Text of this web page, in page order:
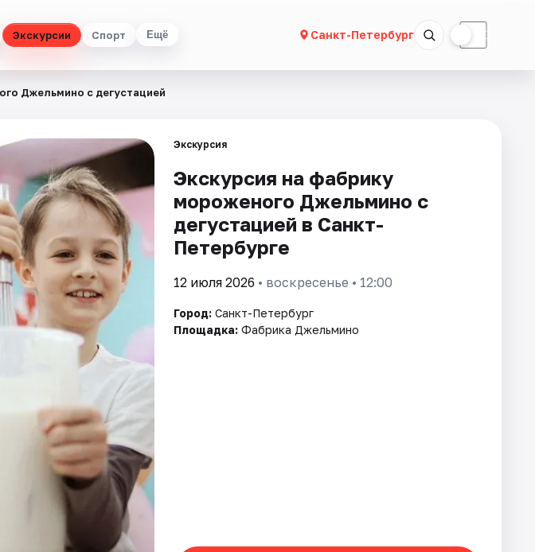
Экскурсии Спорт Ещё Санкт-Петербург ☾
Джельмино с дегустацией
Экскурсия
Экскурсия на фабрику
мороженого Джельмино с
дегустацией в Санкт-
Петербурге
12 июля 2026 • воскресенье • 12:00
Город: Санкт-Петербург
Площадка: Фабрика Джельмино